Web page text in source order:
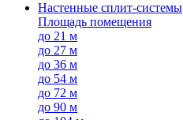
Настенные сплит-системы
Площадь помещения
до 21 м
до 27 м
до 36 м
до 54 м
до 72 м
до 90 м